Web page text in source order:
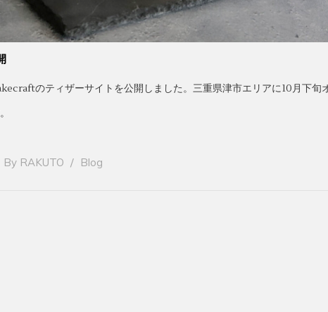
のティザーサイトを公開しました。三重県津市エリアに10月下旬
By RAKUTO Blog